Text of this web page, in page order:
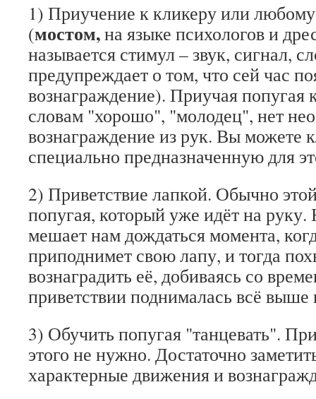
1) Приучение к кликеру или
(мостом,на языке психологов и
называется стимул – звук, сигнал,
предупреждает о том, что сей час
вознаграждение). Приучая попугая
словам "хорошо", "молодец", нет
вознаграждение из рук. Вы можете
специально предназначенную для
2) Приветствие лапкой. Обычно
попугая, который уже идёт на руку.
мешает нам дождаться момента,
приподнимет свою лапу, и тогда
вознаградить её, добиваясь со
приветствии поднималась всё
3) Обучить попугая "танцевать".
этого не нужно. Достаточно
характерные движения и